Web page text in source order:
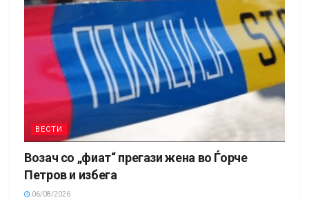
ВЕСТИ
Возач со „фиат“ прегази жена во Ѓорче
Петров и избега
06/08/2026